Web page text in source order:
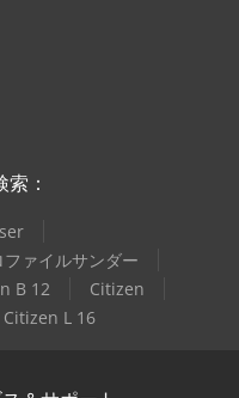
：
ァイルサンダー
B 12
Citizen
Citizen L 16